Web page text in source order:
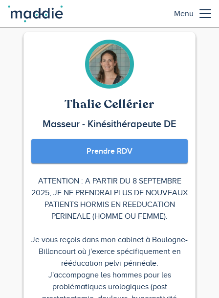
Menu
Thalie Cellérier
Masseur - Kinésithérapeute DE
Prendre RDV
ATTENTION : A PARTIR DU 8 SEPTEMBRE
2025, JE NE PRENDRAI PLUS DE NOUVEAUX
PATIENTS HORMIS EN REEDUCATION
PERINEALE (HOMME OU FEMME).
Je vous reçois dans mon cabinet à Boulogne-
Billancourt où j'exerce spécifiquement en
rééducation pelvi-périnéale.
J'accompagne les hommes pour les
problématiques urologiques (post